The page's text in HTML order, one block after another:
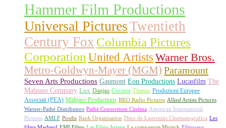
Hammer Film Productions
Universal PicturesTwentieth
Century Fox Columbia Pictures
Corporation United Artists Warner Bros.
Metro-Goldwyn-Mayer (MGM) Paramount
Seven Arts Productions Gaumont Eon Productions Lucasfilm The
Malpaso Company Lux Danjaq Cocinor Titanus Produzioni Europee
Associati (PEA) Malpaso Productions RKO Radio Pictures Allied Artists Pictures
Warner-Pathé Distributors Pathé Consortium Cinéma American International
Pictures AMLF Prodis Rank Organisation Dino de Laurentiis Cinematografica Les